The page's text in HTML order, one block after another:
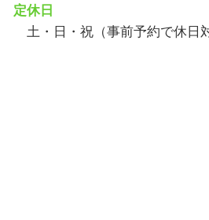
定休日
土・日・祝（事前予約で休日